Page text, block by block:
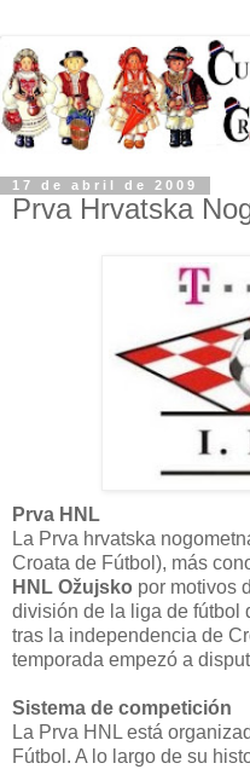
17 de abril de 2009
Prva Hrvatska
Prva HNL
La Prva hrvatska
Croata de Fútbol), más
HNL Ožujsko por motivos
división de la liga de fútbol
tras la independencia de
temporada empezó a
Sistema de competición
La Prva HNL está
Fútbol. A lo largo de su